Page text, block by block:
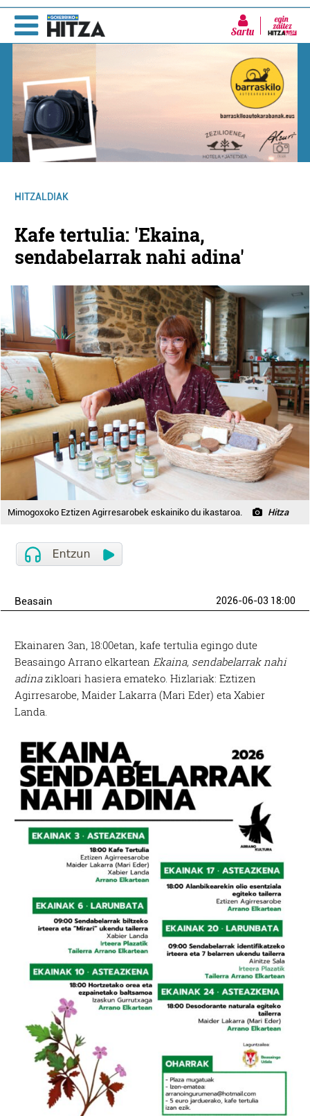
Sartu
HITZALDIAK
Kafe tertulia: 'Ekaina,
sendabelarrak nahi adina'
Mimogoxoko Eztizen Agirresarobek eskainiko du ikastaroa. Hitza
Beasain 2026-06-03 18:00
Ekainaren 3an, 18:00etan, kafe tertulia egingo dute
Beasaingo Arrano elkarteanEkaina, sendabelarrak nahi
adinazikloari hasiera emateko. Hizlariak: Eztizen
Agirresarobe, Maider Lakarra (Mari Eder) eta Xabier
Landa.